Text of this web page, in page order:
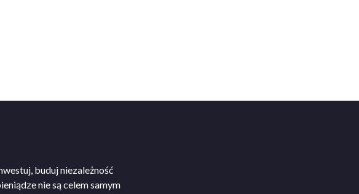
buduj niezależność
nie są celem samym